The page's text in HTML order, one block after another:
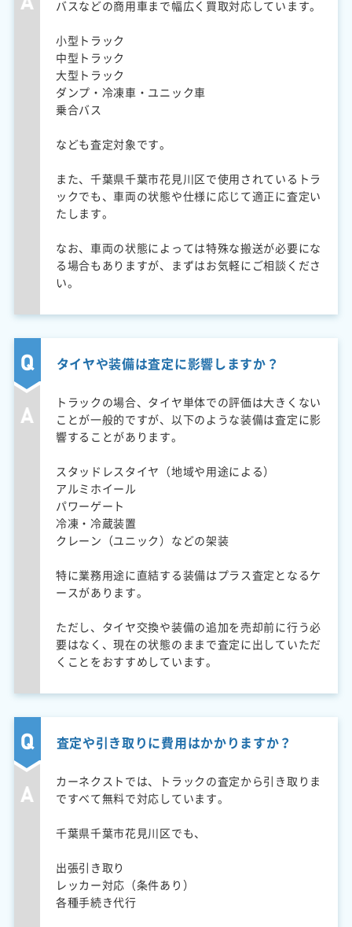
バスなどの商用車まで幅広く買取対応しています。
小型トラック
中型トラック
大型トラック
ダンプ・冷凍車・ユニック車
乗合バス
なども査定対象です。
また、千葉県千葉市花見川区で使用されているトラ
ックでも、車両の状態や仕様に応じて適正に査定い
たします。
なお、車両の状態によっては特殊な搬送が必要にな
る場合もありますが、まずはお気軽にご相談くださ
い。
タイヤや装備は査定に影響しますか？
トラックの場合、タイヤ単体での評価は大きくない
ことが一般的ですが、以下のような装備は査定に影
響することがあります。
スタッドレスタイヤ（地域や用途による）
アルミホイール
パワーゲート
冷凍・冷蔵装置
クレーン（ユニック）などの架装
特に業務用途に直結する装備はプラス査定となるケ
ースがあります。
ただし、タイヤ交換や装備の追加を売却前に行う必
要はなく、現在の状態のままで査定に出していただ
くことをおすすめしています。
査定や引き取りに費用はかかりますか？
カーネクストでは、トラックの査定から引き取りま
ですべて無料で対応しています。
千葉県千葉市花見川区でも、
出張引き取り
レッカー対応（条件あり）
各種手続き代行